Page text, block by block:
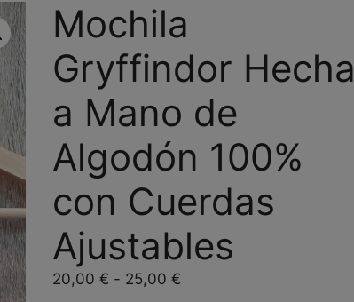
Mochila
Gryffindor Hecha
a Mano de
Algodón 100%
con Cuerdas
Ajustables
20,00 € - 25,00 €Rango